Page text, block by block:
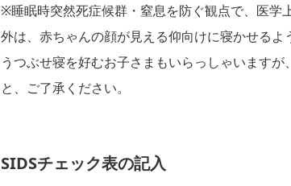
※睡眠時突然死症候群・窒息を防ぐ観点で、医学
外は、赤ちゃんの顔が見える仰向けに寝かせるよ
うつぶせ寝を好むお子さまもいらっしゃいます
と、ご了承ください。
SIDSチェック表の記入